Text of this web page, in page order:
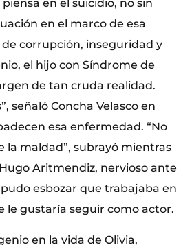
en el suicidio, no sin
en el marco de esa
corrupción, inseguridad y
el hijo con Síndrome de
de tan cruda realidad.
señaló Concha Velasco en
esa enfermedad. “No
la maldad”, subrayó mientras
Aritmendiz, nervioso ante
esbozar que trabajaba en
le gustaría seguir como actor.
en la vida de Olivia,